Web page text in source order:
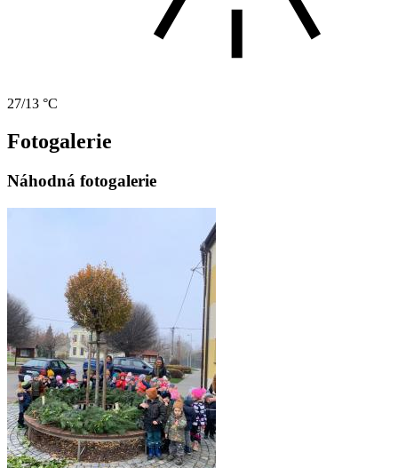
27/13 °C
Fotogalerie
Náhodná fotogalerie